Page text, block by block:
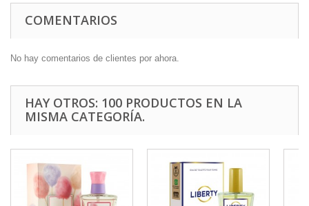
COMENTARIOS
No hay comentarios de clientes por ahora.
HAY OTROS: 100 PRODUCTOS EN LA
MISMA CATEGORÍA.